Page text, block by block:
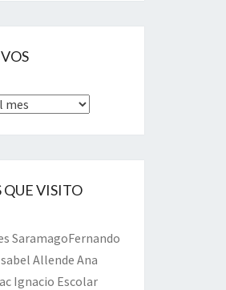
QUE VISITO
SaramagoFernando
AllendeAna
Ignacio Escolar